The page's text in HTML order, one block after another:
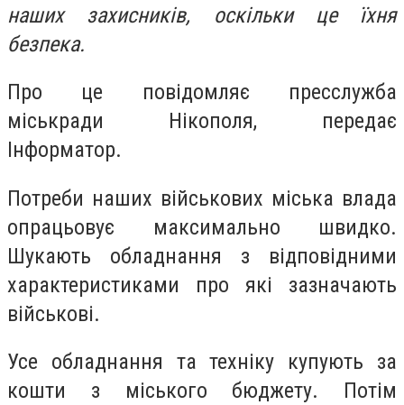
наших захисників, оскільки це їхня
безпека.
Про це повідомляє пресслужба
міськради Нікополя, передає
Інформатор.
Потреби наших військових міська влада
опрацьовує максимально швидко.
Шукають обладнання з відповідними
характеристиками про які зазначають
військові.
Усе обладнання та техніку купують за
кошти з міського бюджету. Потім